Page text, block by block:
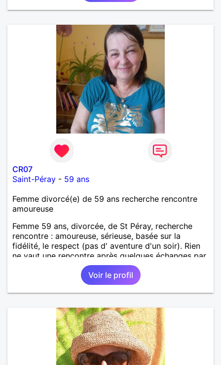
CR07
Saint-Péray - 59 ans
Femme divorcé(e) de 59 ans recherche rencontre
amoureuse
Femme 59 ans, divorcée, de St Péray, recherche
rencontre : amoureuse, sérieuse, basée sur la
fidélité, le respect (pas d' aventure d'un soir). Rien
ne vaut une rencontre après quelques échanges par
messages pour savoir si il y a un feeling entre les
deux et le désir de se revoir. Au plaisir de se
Voir le profil